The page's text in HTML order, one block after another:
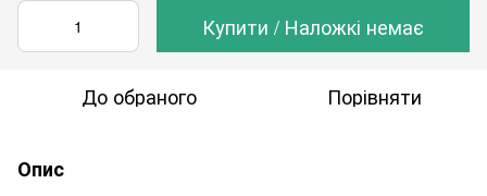
Купити / Наложкі немає
До обраного Порівняти
Опис